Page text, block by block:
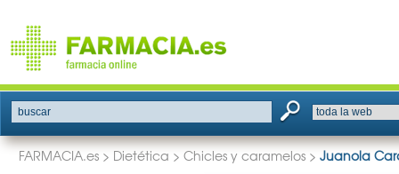
buscar
FARMACIA.es > Dietética > Chicles y caramelos > Juanola